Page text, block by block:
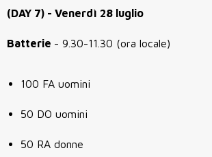
(DAY 7) - Venerdì 28 luglio
Batterie - 9.30-11.30 (ora locale)
100 FA uomini
50 DO uomini
50 RA donne